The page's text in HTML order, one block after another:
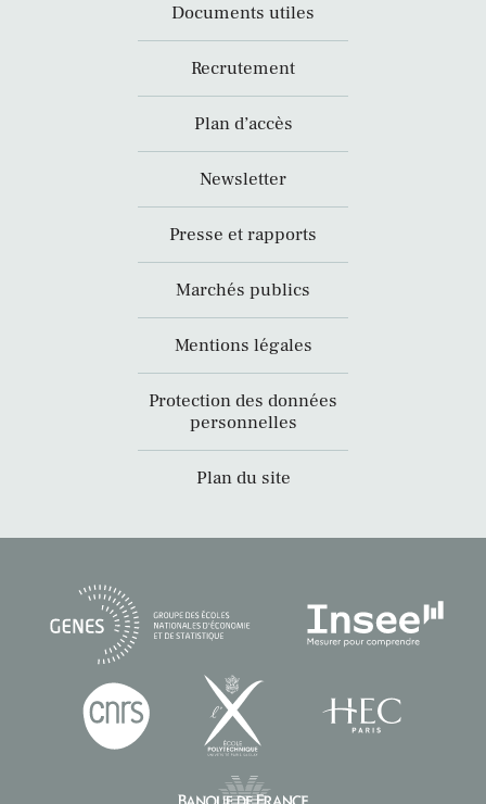
Documents utiles
Recrutement
Plan d’accès
Newsletter
Presse et rapports
Marchés publics
Mentions légales
Protection des données
personnelles
Plan du site